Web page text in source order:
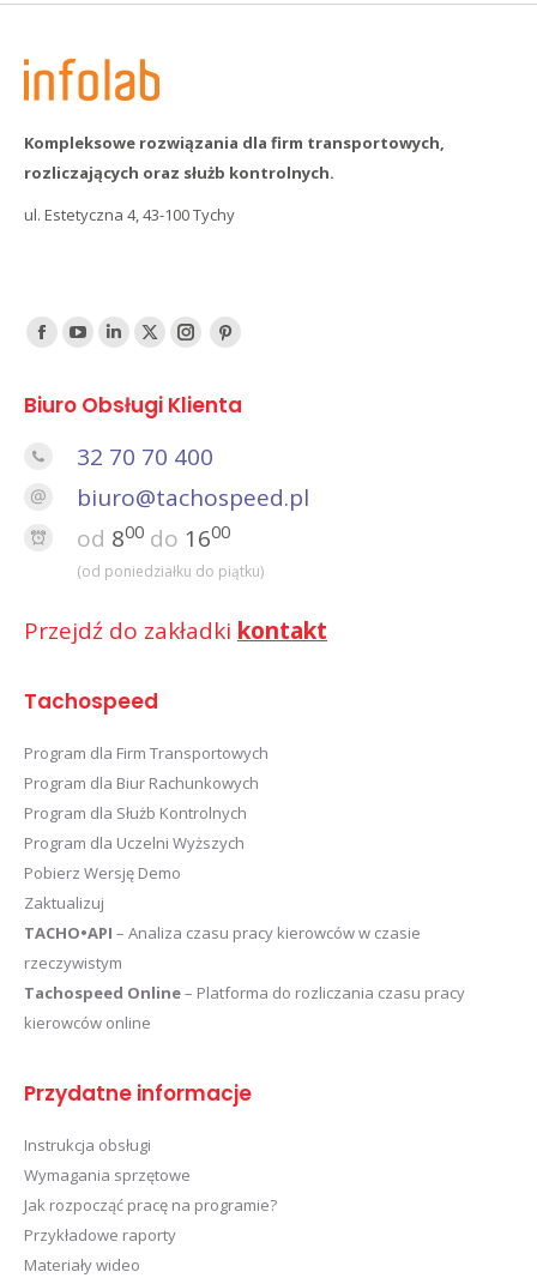
Kompleksowe rozwiązania dla firm transportowych,
rozliczających oraz służb kontrolnych.
ul. Estetyczna 4, 43-100 Tychy
Find us on:
FacebookYouTube
LinkedTwitterInstagramPinterest
Biuro Obsługi Klienta
32 70 70 400
biuro@tachospeed.pl
od 800 do 1600
(od poniedziałku do piątku)
Przejdź do zakładki kontakt
Tachospeed
Program dla Firm Transportowych
Program dla Biur Rachunkowych
Program dla Służb Kontrolnych
Program dla Uczelni Wyższych
Pobierz Wersję Demo
Zaktualizuj
TACHO•API – Analiza czasu pracy kierowców w czasie
rzeczywistym
Tachospeed Online– Platforma do rozliczania czasu pracy
kierowców online
Przydatne informacje
Instrukcja obsługi
Wymagania sprzętowe
Jak rozpocząć pracę na programie?
Przykładowe raporty
Materiały wideo